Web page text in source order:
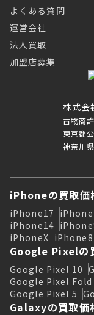
株式会
古物商
東京都
神奈川
よくある質問
運営会社
法人買取
加盟店募集
iPhoneの買取価
iPhone17
iPhone14
iPhoneX iPhone8
Google Pixelの
Google Pixel 10
Google Pixel Fold
Google Pixel 5
Galaxyの買取価